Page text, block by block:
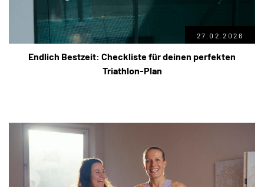
27.02.2026
Endlich Bestzeit: Checkliste für deinen perfekten
Triathlon-Plan